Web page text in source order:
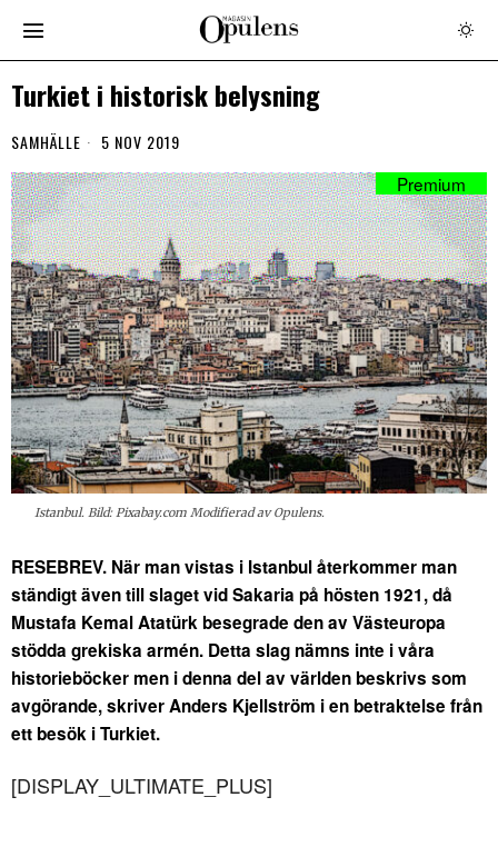
Turkiet i historisk belysning
SAMHÄLLE 5 NOV 2019
Istanbul. Bild: Pixabay.com Modifierad av Opulens.
RESEBREV. När man vistas i Istanbul återkommer man
ständigt även till slaget vid Sakaria på hösten 1921, då
Mustafa Kemal Atatürk besegrade den av Västeuropa
stödda grekiska armén. Detta slag nämns inte i våra
historieböcker men i denna del av världen beskrivs som
avgörande, skriver Anders Kjellström i en betraktelse från
ett besök i Turkiet.
[DISPLAY_ULTIMATE_PLUS]